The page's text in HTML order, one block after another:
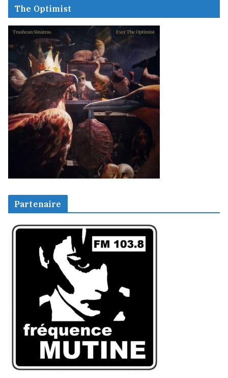
The Optimist
Partenaire